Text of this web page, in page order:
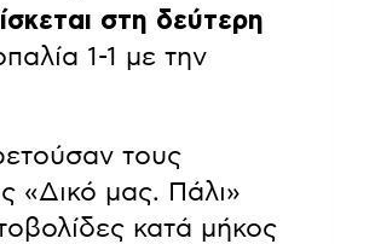
στη δεύτερη
1-1 με την
τους
«Δικό μας. Πάλι»
κατά μήκος